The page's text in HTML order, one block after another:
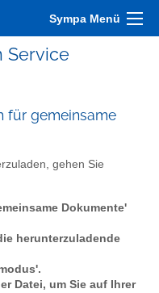
Sympa Menü
Service
für gemeinsame
gehen Sie
Dokumente'
herunterzuladende
Datei, um Sie auf Ihrer